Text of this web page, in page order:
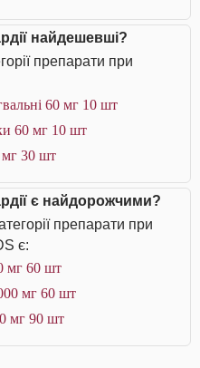
найдешевші?
препарати при
60 мг 10 шт
60 мг 10 шт
мг 30 шт
є найдорожчими?
препарати при
є:
мг 60 шт
мг 60 шт
мг 90 шт